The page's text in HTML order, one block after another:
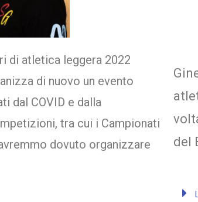
di atletica leggera 2022
di nuovo un evento
dal COVID e dalla
tra cui i Campionati
dovuto organizzare
del